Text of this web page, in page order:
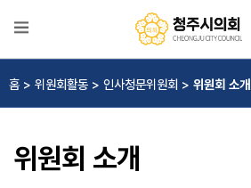
본문으로 바로가기
메인메뉴 바로가기
의
의
홈 > 위원회활동 > 인사청문위원회 > 위원회 소개
위원회 소개